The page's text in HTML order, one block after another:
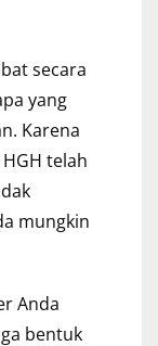
secara
yang
Karena
telah
mungkin
Anda
bentuk